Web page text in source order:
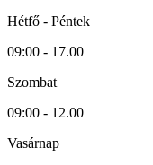
Hétfő - Péntek
09:00 - 17.00
Szombat
09:00 - 12.00
Vasárnap